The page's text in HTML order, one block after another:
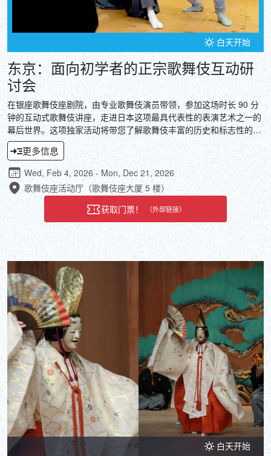
白天开始
东京：面向初学者的正宗歌舞伎互动研
讨会
在银座歌舞伎座剧院，由专业歌舞伎演员带领，参加这场时长 90 分
钟的互动式歌舞伎讲座，走进日本这项最具代表性的表演艺术之一的
幕后世界。这项独家活动将带您了解歌舞伎丰富的历史和标志性的技
巧！
更多信息
Wed, Feb 4, 2026 - Mon, Dec 21, 2026
歌舞伎座活动厅（歌舞伎座大厦 5 楼）
获取门票！
（外部链接）
白天开始